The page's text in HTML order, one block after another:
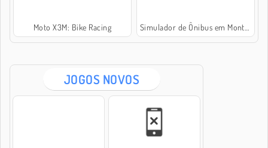
Moto X3M: Bike Racing Simulador de Ônibus em Montanha
JOGOS NOVOS